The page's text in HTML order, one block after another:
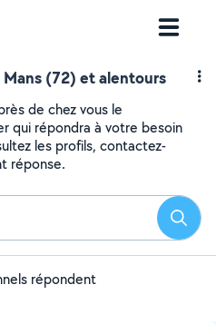
Mans (72) et alentours
de chez vous le
qui répondra à votre besoin
les profils, contactez-
réponse.
répondent